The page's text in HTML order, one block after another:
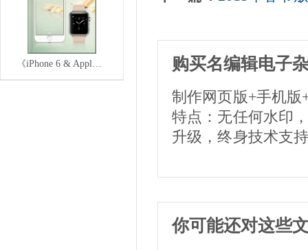
《iPhone 6 & Appl… 购买名编辑电子
制作网页版+手机版
特点：无任何水印
升级，终身技术支
你可能还对这些